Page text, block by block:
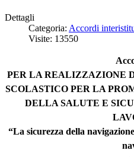
Dettagli
Categoria: Accordi
Visite: 13550
PER LA REALIZZAZIONE
SCOLASTICO PER LA
DELLA SALUTE E
“La sicurezza della